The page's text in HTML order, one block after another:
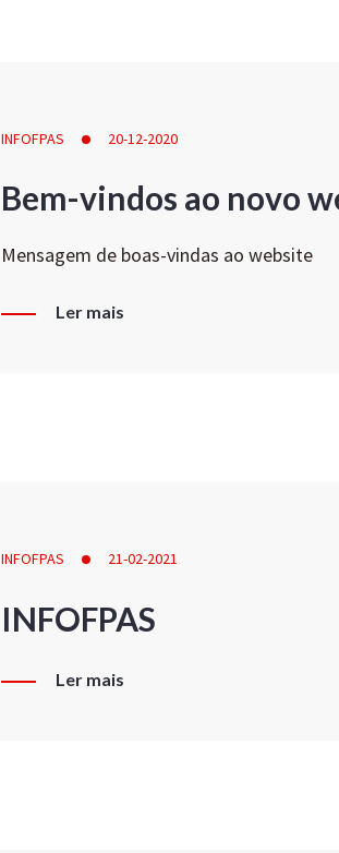
INFOFPAS 20-12-2020
Bem-vindos ao novo
Mensagem de boas-vindas ao website
Ler mais
INFOFPAS 21-02-2021
INFOFPAS
Ler mais